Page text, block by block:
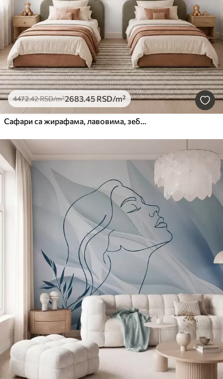
4472.42RSD/m²2683.45 RSD/m²
Сафари са жирафама, лавовима, зебрама и тропским дрвећем